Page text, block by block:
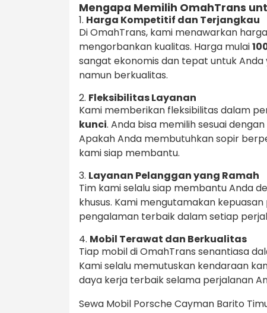
Mengapa Memilih OmahTrans
1. Harga Kompetitif dan Terjangkau
Di OmahTrans, kami menawarkan
mengorbankan kualitas. Harga mulai
sangat ekonomis dan tepat untuk
namun berkualitas.
2. Fleksibilitas Layanan
Kami memberikan fleksibilitas dalam
kunci. Anda bisa memilih sesuai
Apakah Anda membutuhkan sopir
kami siap membantu.
3. Layanan Pelanggan yang Ramah
Tim kami selalu siap membantu Anda
khusus. Kami mengutamakan
pengalaman terbaik dalam setiap
4. Mobil Terawat dan Berkualitas
Tiap mobil di OmahTrans senantiasa
Kami selalu memutuskan kendaraan
daya kerja terbaik selama perjalanan
Sewa Mobil Porsche Cayman Barito